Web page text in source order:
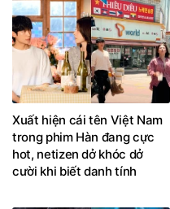
Xuất hiện cái tên Việt Nam
trong phim Hàn đang cực
hot, netizen dở khóc dở
cười khi biết danh tính